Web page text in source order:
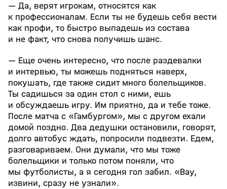
— Да, верят игрокам, относятся как
к профессионалам. Если ты не будешь себя вести
как профи, то быстро выпадешь из состава
и не факт, что снова получишь шанс.
— Еще очень интересно, что после раздевалки
и интервью, ты можешь подняться наверх,
покушать, где также сидит много болельщиков.
Ты садишься за один стол с ними, ешь
и обсуждаешь игру. Им приятно, да и тебе тоже.
После матча с «Гамбургом», мы с другом ехали
домой поздно. Два дедушки остановили, говорят,
долго автобус ждать, попросили подвезти. Едем,
разговариваем. Они думали, что мы тоже
болельщики и только потом поняли, что
мы футболисты, а я сегодня гол забил. «Вау,
извини, сразу не узнали».